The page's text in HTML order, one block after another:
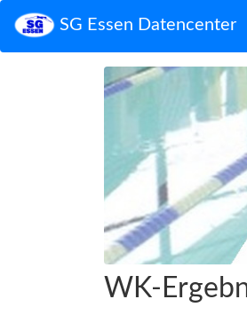
SG Essen Datencenter
WK-